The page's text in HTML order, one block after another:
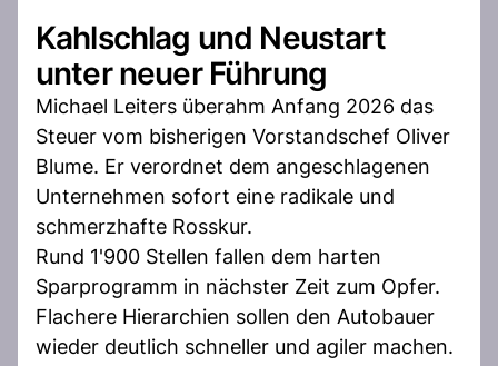
Kahlschlag und Neustart
unter neuer Führung
Michael Leiters überahm Anfang 2026 das
Steuer vom bisherigen Vorstandschef Oliver
Blume. Er verordnet dem angeschlagenen
Unternehmen sofort eine radikale und
schmerzhafte Rosskur.
Rund 1'900 Stellen fallen dem harten
Sparprogramm in nächster Zeit zum Opfer.
Flachere Hierarchien sollen den Autobauer
wieder deutlich schneller und agiler machen.